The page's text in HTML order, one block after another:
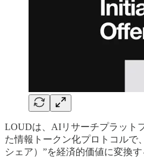
LOUDは、AIリサーチプラット
た情報トークン化プロトコルで
シェア）”を経済的価値に変換